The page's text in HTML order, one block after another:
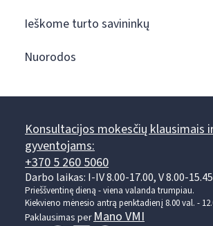
Ieškome turto savininkų
Nuorodos
Konsultacijos mokesčių klausimais
gyventojams:
+370 5 260 5060
Darbo laikas: I-IV 8.00-17.00, V 8.00-
Prieššventinę dieną - viena valanda trumpiau.
Kiekvieno mėnesio antrą penktadienį 8.00 val. -
Paklausimas perMano VMI